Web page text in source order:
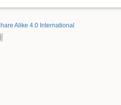
Alike 4.0 International